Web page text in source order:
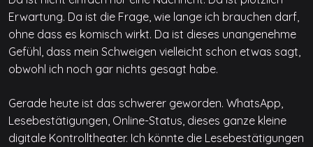
Erwartung. Da ist die Frage, wie lange ich brauchen darf,
ohne dass es komisch wirkt. Da ist dieses unangenehme
Gefühl, dass mein Schweigen vielleicht schon etwas sagt,
obwohl ich noch gar nichts gesagt habe.
Gerade heute ist das schwerer geworden. WhatsApp,
Lesebestätigungen, Online-Status, dieses ganze kleine
digitale Kontrolltheater. Ich könnte die Lesebestätigungen